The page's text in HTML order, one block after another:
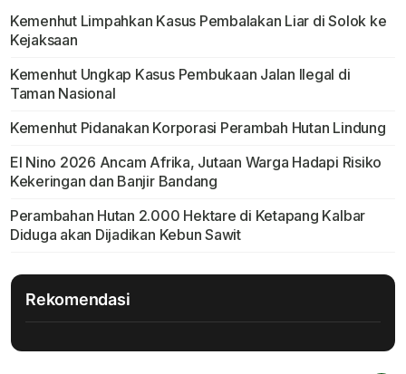
Kemenhut Limpahkan Kasus Pembalakan Liar di Solok ke
Kejaksaan
Kemenhut Ungkap Kasus Pembukaan Jalan Ilegal di
Taman Nasional
Kemenhut Pidanakan Korporasi Perambah Hutan Lindung
El Nino 2026 Ancam Afrika, Jutaan Warga Hadapi Risiko
Kekeringan dan Banjir Bandang
Perambahan Hutan 2.000 Hektare di Ketapang Kalbar
Diduga akan Dijadikan Kebun Sawit
Rekomendasi